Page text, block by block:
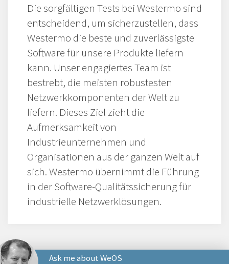
Die sorgfältigen Tests bei Westermo sind
entscheidend, um sicherzustellen, dass
Westermo die beste und zuverlässigste
Software für unsere Produkte liefern
kann. Unser engagiertes Team ist
bestrebt, die meisten robustesten
Netzwerkkomponenten der Welt zu
liefern. Dieses Ziel zieht die
Aufmerksamkeit von
Industrieunternehmen und
Organisationen aus der ganzen Welt auf
sich. Westermo übernimmt die Führung
in der Software-Qualitätssicherung für
industrielle Netzwerklösungen.
Ask me about WeOS